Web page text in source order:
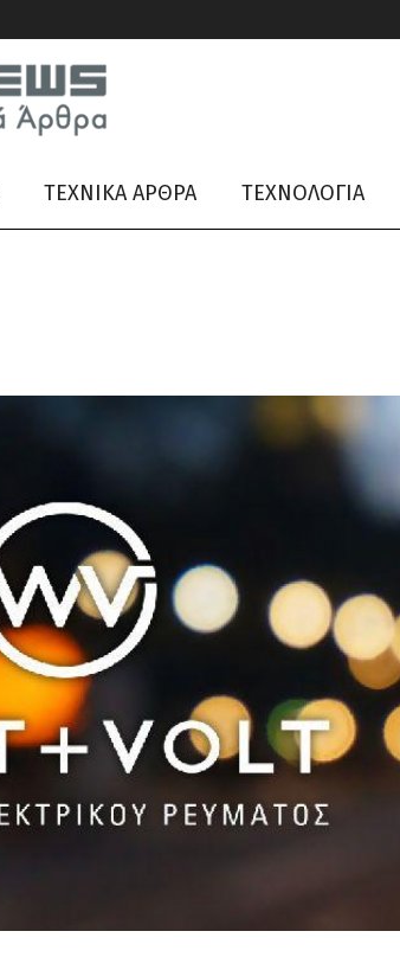
ΤΕΧΝΙΚΑ ΑΡΘΡΑ ΤΕΧΝΟΛΟΓΙΑ